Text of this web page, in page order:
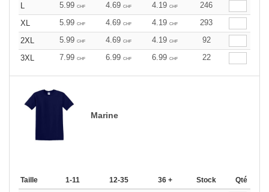
L
5.99 CHF 4.69 CHF 4.19 CHF
246
XL
5.99 CHF 4.69 CHF 4.19 CHF
293
2XL
5.99 CHF 4.69 CHF 4.19 CHF
92
3XL
7.99 CHF 6.99 CHF 6.99 CHF 22
Marine
Taille 1-11 12-35 36 + Stock Qté